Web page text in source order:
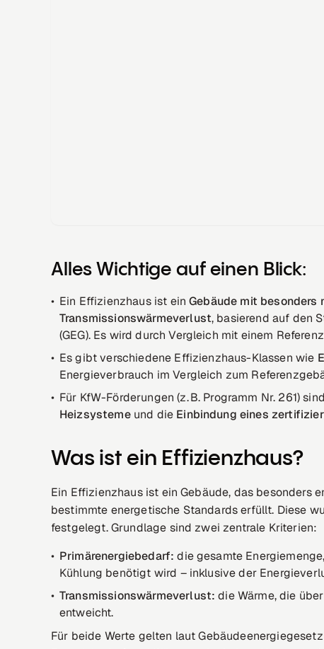
Alles Wichtige auf einen Blick:
Ein Effizienzhaus ist einGebäude mit besonders
Transmissionswärmeverlust, basierend auf den
(GEG). Es wird durch Vergleich mit einem
Es gibt verschiedene Effizienzhaus-Klassen wie
Energieverbrauch im Vergleich zum
Für KfW-Förderungen (z. B. Programm Nr. 261) sind
Heizsystemeund die Einbindung eines
Was ist ein Effizienzhaus?
Ein Effizienzhaus ist ein Gebäude, das besonders
bestimmte energetische Standards erfüllt. Diese
festgelegt. Grundlage sind zwei zentrale Kriterien:
Primärenergiebedarf: die gesamte
Kühlung benötigt wird – inklusive der
Transmissionswärmeverlust:die Wärme, die
entweicht.
Für beide Werte gelten laut